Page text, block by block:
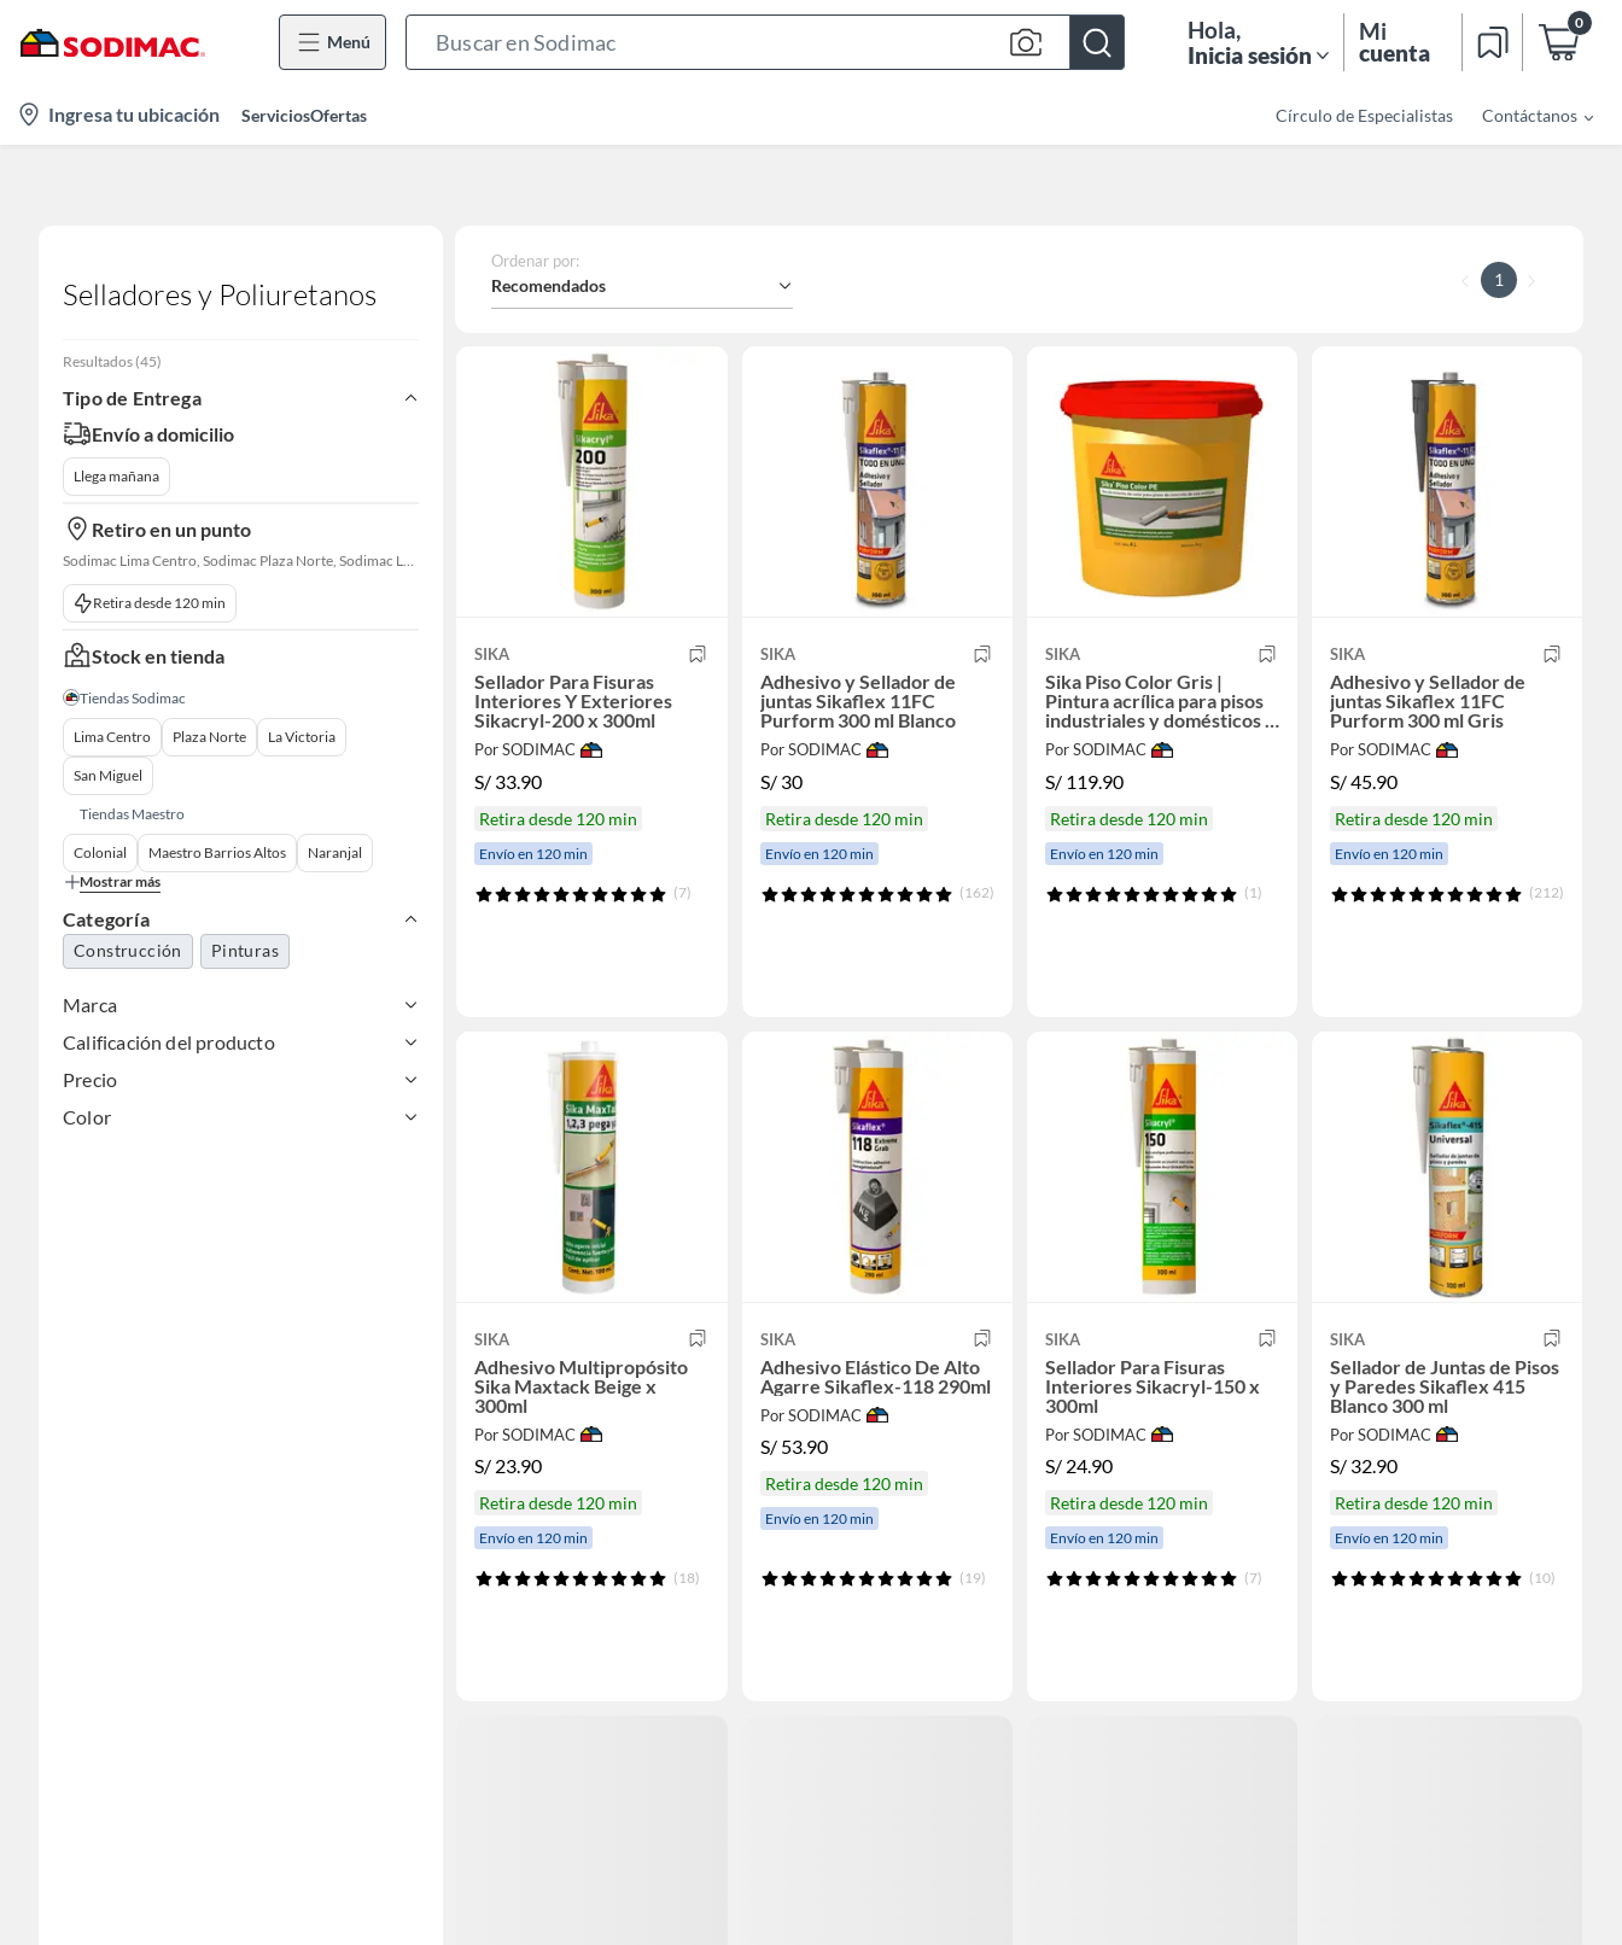
Menú
Bar
Hola,
Inicia sesión
Mi
cuenta
0
location-
icon
Ingresa tu ubicación ServiciosOfertas Círculo de Especialistas Contáctanos
Selladores y Poliuretanos
Resultados (45)
Tipo de Entrega
Envío a domicilio
Llega mañana
Retiro en un punto
Sodimac Lima Centro, Sodimac Plaza Norte, Sodimac La Victoria, Sodimac San Miguel, Sodimac S. J. Lurigancho, Sodimac Primavera, Sodimac Chacarilla, Sodimac Av. La Molina, Sodimac Colonial, Maestro Barrios Altos, Sodimac Naranjal
Retira desde 120 min
Stock en tienda
Tiendas Sodimac
Lima Centro Plaza Norte La Victoria
San Miguel
Tiendas Maestro
Colonial Maestro Barrios Altos
Naranjal
Mostrar más
Categoría
Construcción Pinturas
Marca
Calificación del producto
Precio
Color
Ordenar por:
Recomendados 1
SIKA
Sellador Para Fisuras
Interiores Y Exteriores
Sikacryl-200 x 300ml
Por SODIMAC
S/ 33.90
Retira desde 120 min
Envío en 120 min
(7)
SIKA
Adhesivo y Sellador de
juntas Sikaflex 11FC
Purform 300 ml Blanco
Por SODIMAC
S/ 30
Retira desde 120 min
Envío en 120 min
(162)
SIKA
Sika Piso Color Gris |
Pintura acrílica para pisos
industriales y domésticos 4
L
Por SODIMAC
S/ 119.90
Retira desde 120 min
Envío en 120 min
(1)
SIKA
Adhesivo y Sellador de
juntas Sikaflex 11FC
Purform 300 ml Gris
Por SODIMAC
S/45.90
Retira desde 120 min
Envío en 120 min
(212)
SIKA
Adhesivo Multipropósito
Sika Maxtack Beige x
300ml
Por SODIMAC
S/ 23.90
Retira desde 120 min
Envío en 120 min
(18)
SIKA
Adhesivo Elástico De Alto
Agarre Sikaflex-118 290ml
Por SODIMAC
S/ 53.90
Retira desde 120 min
Envío en 120 min
(19)
SIKA
Sellador Para Fisuras
Interiores Sikacryl-150 x
300ml
Por SODIMAC
S/ 24.90
Retira desde 120 min
Envío en 120 min
(7)
SIKA
Sellador de Juntas de Pisos
y Paredes Sikaflex 415
Blanco 300 ml
Por SODIMAC
S/ 32.90
Retira desde 120 min
Envío en 120 min
(10)